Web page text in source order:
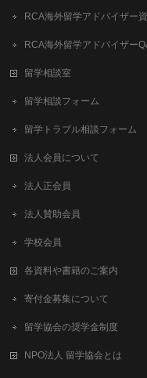
RCA海外留学アドバイザー
RCA海外留学アドバイザー
留学相談室
留学相談フォーム
留学トラブル相談フォーム
法人会員について
法人正会員
法人賛助会員
学校会員
各資料や書籍のご案内
寄付金募集について
留学協会の奨学金制度
NPO法人 留学協会とは